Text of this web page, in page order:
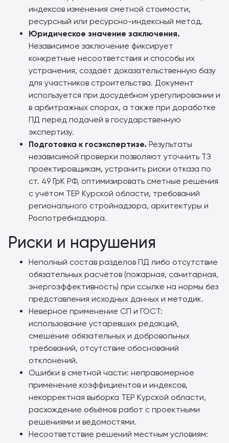
индексов изменения сметной стоимости,
ресурсный или ресурсно-индексный метод.
Юридическое значение заключения.
Независимое заключение фиксирует
конкретные несоответствия и способы их
устранения, создаёт доказательственную базу
для участников строительства. Документ
используется при досудебном урегулировании и
в арбитражных спорах, а также при доработке
ПД перед подачей в государственную
экспертизу.
Подготовка к госэкспертизе. Результаты
независимой проверки позволяют уточнить ТЗ
проектировщикам, устранить риски отказа по
ст. 49 ГрК РФ, оптимизировать сметные решения
с учётом ТЕР Курской области, требований
регионального стройнадзора, архитектуры и
Роспотребнадзора.
Риски и нарушения
Неполный состав разделов ПД либо отсутствие
обязательных расчётов (пожарная, санитарная,
энергоэффективность) при ссылке на нормы без
представления исходных данных и методик.
Неверное применение СП и ГОСТ:
использование устаревших редакций,
смешение обязательных и добровольных
требований, отсутствие обоснований
отклонений.
Ошибки в сметной части: неправомерное
применение коэффициентов и индексов,
некорректная выборка ТЕР Курской области,
расхождение объёмов работ с проектными
решениями и ведомостями.
Несоответствие решений местным условиям: